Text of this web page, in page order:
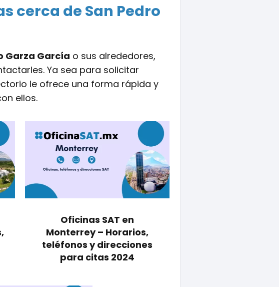
cerca de San Pedro
Garza García o sus alrededores,
Ya sea para solicitar
le ofrece una forma rápida y
ellos.
Oficinas SAT en
Monterrey – Horarios,
teléfonos y direcciones
para citas 2024